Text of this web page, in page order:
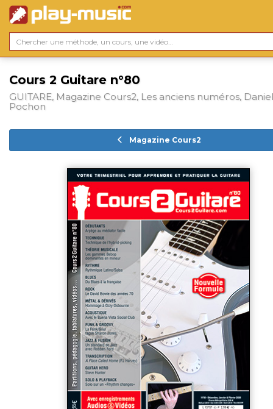
Cours 2 Guitare n°80
GUITARE, Magazine Cours2, Les anciens numéros,
Pochon
Magazine Cours2